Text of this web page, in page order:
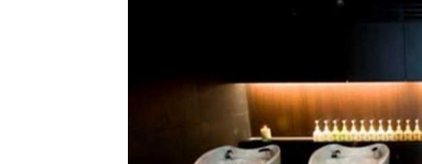
汤泉水疗区设计得非常讲究，有几个不同温度和功效的汤池
源的整体氛围是比较安静的，不适合那种大喊大叫的狂欢
的聚会场景。我和一位同样喜欢养生的朋友经常约在这里
酒、聊聊近况，那种感觉非常治愈。